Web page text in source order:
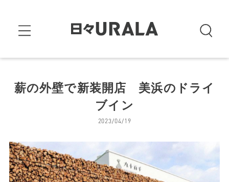
薪の外壁で新装開店 美浜のドライ
ブイン
2023/04/19